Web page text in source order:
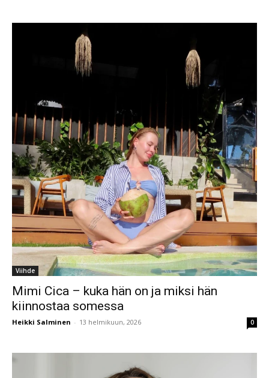
Viihde
Mimi Cica – kuka hän on ja miksi hän
kiinnostaa somessa
Heikki Salminen - 13 helmikuun, 2026 0